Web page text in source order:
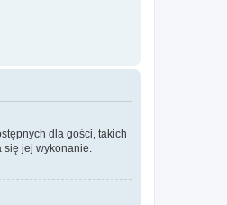
dla gości, takich
jej wykonanie.